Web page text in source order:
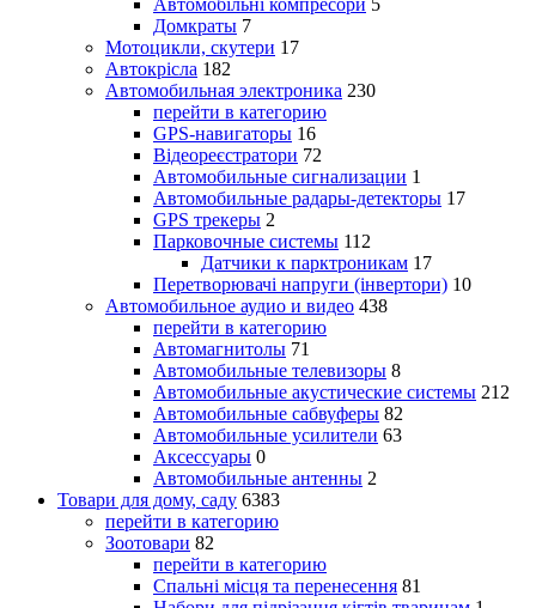
Автомобільні компресори 5
Домкраты 7
Мотоцикли, скутери 17
Автокрісла 182
Автомобильная электроника 230
перейти в категорию
GPS-навигаторы 16
Відеореєстратори 72
Автомобильные сигнализации 1
Автомобильные радары-детекторы 17
GPS трекеры 2
Парковочные системы 112
Датчики к парктроникам 17
Перетворювачі напруги (інвертори) 10
Автомобильное аудио и видео 438
перейти в категорию
Автомагнитолы 71
Автомобильные телевизоры 8
Автомобильные акустические системы 212
Автомобильные сабвуферы 82
Автомобильные усилители 63
Аксессуары 0
Автомобильные антенны 2
Товари для дому, саду 6383
перейти в категорию
Зоотовари 82
перейти в категорию
Спальні місця та перенесення 81